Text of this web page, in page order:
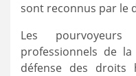
sont reconnus par le
Les pourvoyeurs
professionnels de
défense des droits